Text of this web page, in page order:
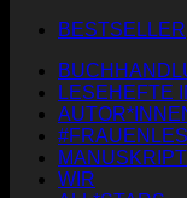
BESTSELLER
LESEHEFTE
WIR